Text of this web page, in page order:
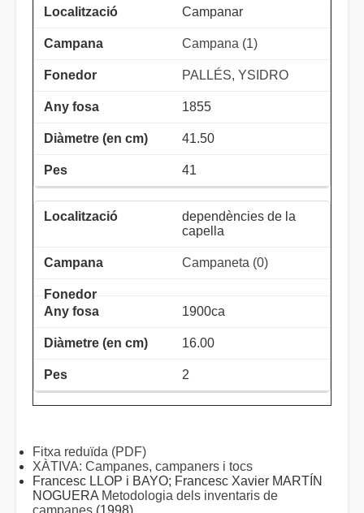
Campanar
Campana (1)
PALLÉS, YSIDRO
1855
41.50
41
dependències de la
capella
Campaneta (0)
1900ca
16.00
2
Fitxa reduïda (PDF)
XÀTIVA: Campanes, campaners i tocs
Francesc LLOP i BAYO; Francesc Xavier MARTÍN
NOGUERA Metodologia dels inventaris de